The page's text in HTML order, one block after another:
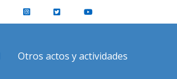
Otros actos y actividades